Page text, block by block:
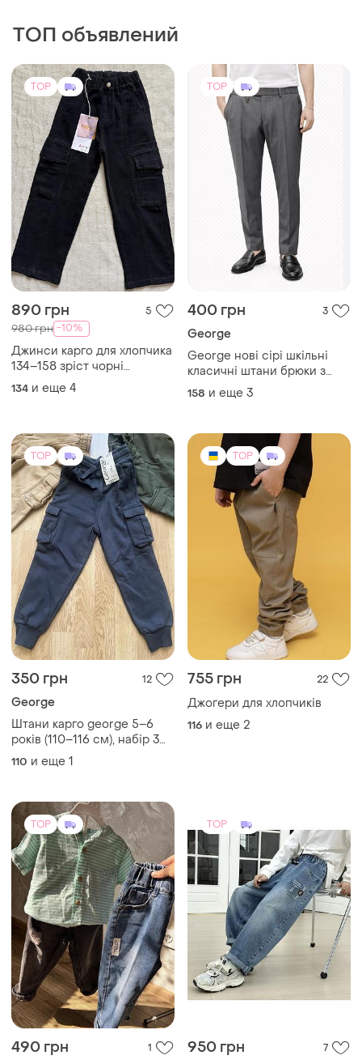
ТОП объявлений
TOP
890 грн 5
980 грн -10%
Джинси карго для хлопчика
134–158 зріст чорні
підліткові штани унісекс
для дівчинки
134 и еще 4
TOP
400 грн 3
George
George нові сірі шкільні
класичні штани брюки з
утяжкою на 15-16 років
158 и еще 3
TOP
350 грн 12
George
Штани карго george 5–6
років (110–116 см), набір 3
шт. нові
110 и еще 1
TOP
755 грн 22
Джогери для хлопчиків
116 и еще 2
TOP
490 грн 1
TOP
950 грн 7